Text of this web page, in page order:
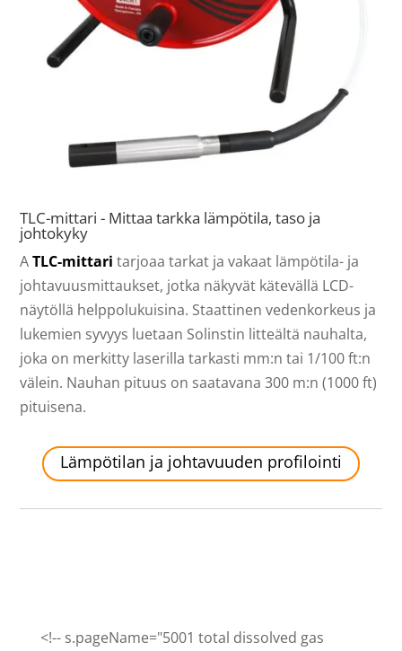
TLC-mittari - Mittaa tarkka lämpötila, taso ja
johtokyky
ATLC-mittari tarjoaa tarkat ja vakaat lämpötila- ja
johtavuusmittaukset, jotka näkyvät kätevällä LCD-
näytöllä helppolukuisina. Staattinen vedenkorkeus ja
lukemien syvyys luetaan Solinstin litteältä nauhalta,
joka on merkitty laserilla tarkasti mm:n tai 1/100 ft:n
välein. Nauhan pituus on saatavana 300 m:n (1000 ft)
pituisena.
Lämpötilan ja johtavuuden profilointi
<!-- s.pageName="5001 total dissolved gas